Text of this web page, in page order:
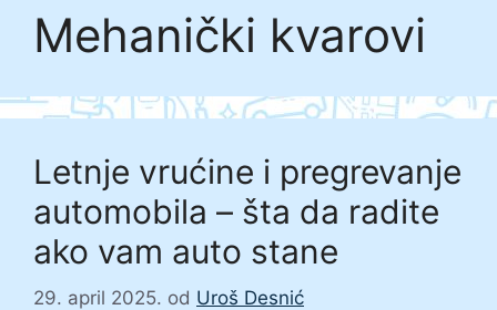
Mehanički kvarovi
Letnje vrućine i pregrevanje
automobila – šta da radite
ako vam auto stane
29. april 2025. od Uroš Desnić